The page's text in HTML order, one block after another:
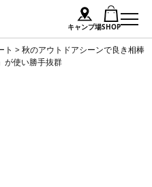
キャンプ場SHOP
ト >秋のアウトドアシーンで良き相棒
が使い勝手抜群